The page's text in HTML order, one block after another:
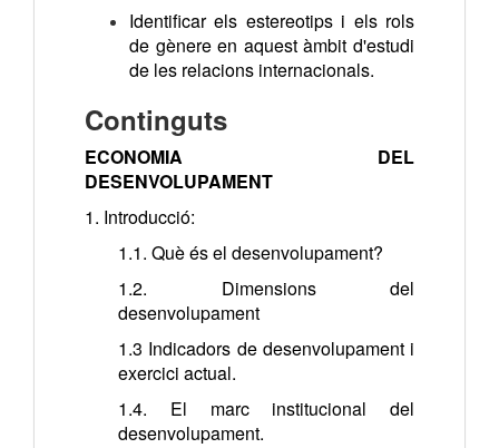
Identificar els estereotips i els rols
de gènere en aquest àmbit d'estudi
de les relacions internacionals.
Continguts
ECONOMIA DEL
DESENVOLUPAMENT
1. Introducció:
1.1. Què és el desenvolupament?
1.2. Dimensions del
desenvolupament
1.3 Indicadors de desenvolupament i
exercici actual.
1.4. El marc institucional del
desenvolupament.